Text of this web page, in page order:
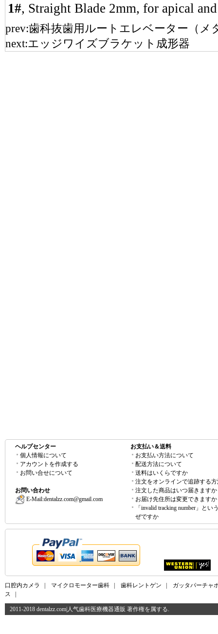
1#, Straight Blade 2mm, for apical
prev:歯科抜歯用ルートエレベーター（メ
next:エッジワイズブラケット成形器
ヘルプセンター
個人情報について
アカウントを作成する
お問い合せについて
お問い合わせ
E-Mail:dentalzz.com@gmail.com
お支払い＆送料
お支払い方法について
配送方法について
送料はいくらですか
注文をオンラインで追跡する
注文した商品はいつ届きますか
お届け先住所は変更できますか
「invalid tracking number」とい
ぜですか
口腔内カメラ マイクロモーター歯科 歯科レントゲン
ガッタパーチャ
ス
2011-2018 dentalzz.com|人气歯科医療機器通販 著作権を属する.